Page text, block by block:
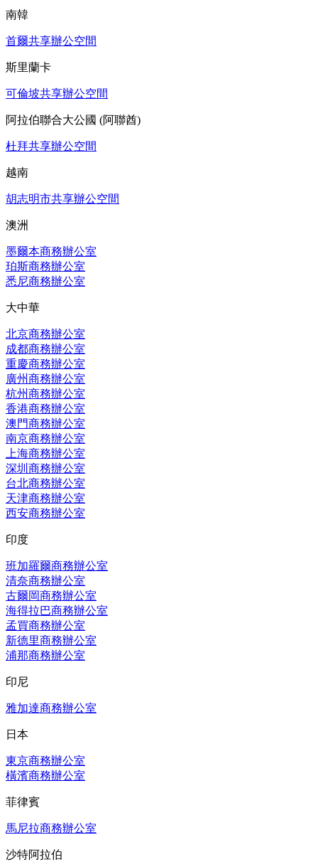
南韓
首爾共享辦公空間
斯里蘭卡
可倫坡共享辦公空間
阿拉伯聯合大公國 (阿聯酋)
杜拜共享辦公空間
越南
胡志明市共享辦公空間
澳洲
墨爾本商務辦公室
珀斯商務辦公室
悉尼商務辦公室
大中華
北京商務辦公室
成都商務辦公室
重慶商務辦公室
廣州商務辦公室
杭州商務辦公室
香港商務辦公室
澳門商務辦公室
南京商務辦公室
上海商務辦公室
深圳商務辦公室
台北商務辦公室
天津商務辦公室
西安商務辦公室
印度
班加羅爾商務辦公室
清奈商務辦公室
古爾岡商務辦公室
海得拉巴商務辦公室
孟買商務辦公室
新德里商務辦公室
浦那商務辦公室
印尼
雅加達商務辦公室
日本
東京商務辦公室
橫濱商務辦公室
菲律賓
馬尼拉商務辦公室
沙特阿拉伯